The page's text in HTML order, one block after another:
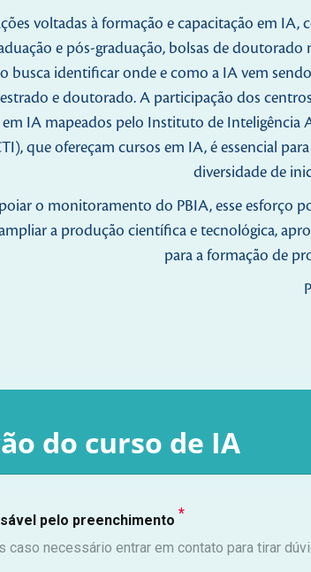
voltadas à formação e capacitação em IA,
e pós-graduação, bolsas de
busca identificar onde e como a IA vem
e doutorado. A participação dos
em IA mapeados pelo Instituto de
que ofereçam cursos em IA, é essencial
diversidade de
o monitoramento do PBIA, esse esforço
a produção científica e tecnológica,
para a formação de
do curso de IA
pelo preenchimento *
caso necessário entrar em contato para tirar